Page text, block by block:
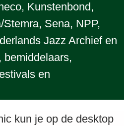
Kunstenbond,
Sena, NPP,
Jazz Archief en
bemiddelaars,
en
kun je op de desktop